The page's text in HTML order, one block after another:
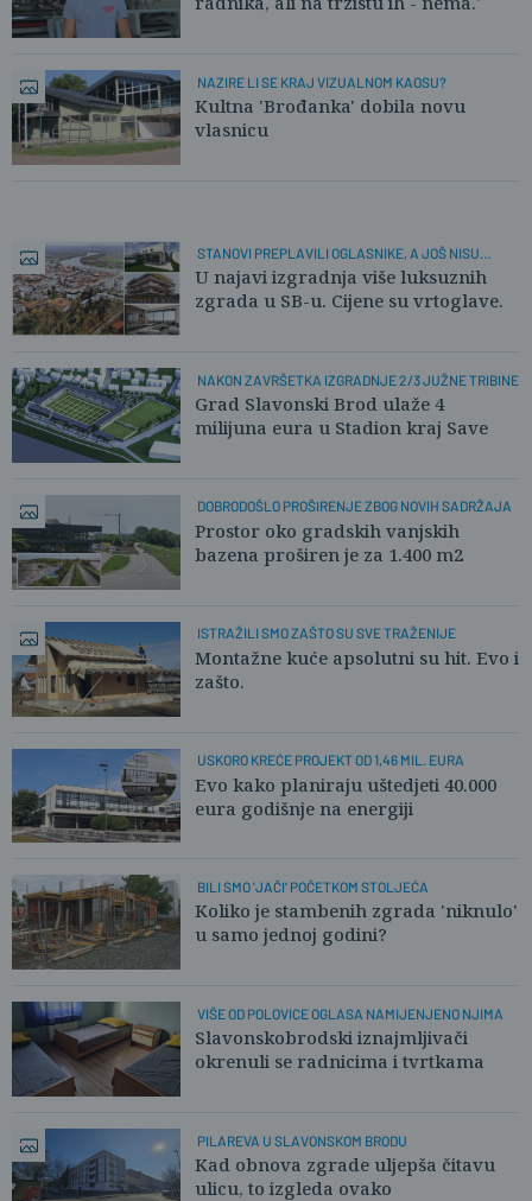
NAZIRE LI SE KRAJ VIZUALNOM KAOSU?
Kultna 'Brođanka' dobila novu
vlasnicu
STANOVI PREPLAVILI OGLASNIKE, A JOŠ NISU
IZGRAĐENI
U najavi izgradnja više luksuznih
zgrada u SB-u. Cijene su vrtoglave.
NAKON ZAVRŠETKA IZGRADNJE 2/3 JUŽNE TRIBINE
Grad Slavonski Brod ulaže 4
milijuna eura u Stadion kraj Save
DOBRODOŠLO PROŠIRENJE ZBOG NOVIH SADRŽAJA
Prostor oko gradskih vanjskih
bazena proširen je za 1.400 m2
ISTRAŽILI SMO ZAŠTO SU SVE TRAŽENIJE
Montažne kuće apsolutni su hit. Evo i
zašto.
USKORO KREĆE PROJEKT OD 1,46 MIL. EURA
Evo kako planiraju uštedjeti 40.000
eura godišnje na energiji
BILI SMO 'JAČI' POČETKOM STOLJEĆA
Koliko je stambenih zgrada 'niknulo'
u samo jednoj godini?
VIŠE OD POLOVICE OGLASA NAMIJENJENO NJIMA
Slavonskobrodski iznajmljivači
okrenuli se radnicima i tvrtkama
PILAREVA U SLAVONSKOM BRODU
Kad obnova zgrade uljepša čitavu
ulicu, to izgleda ovako